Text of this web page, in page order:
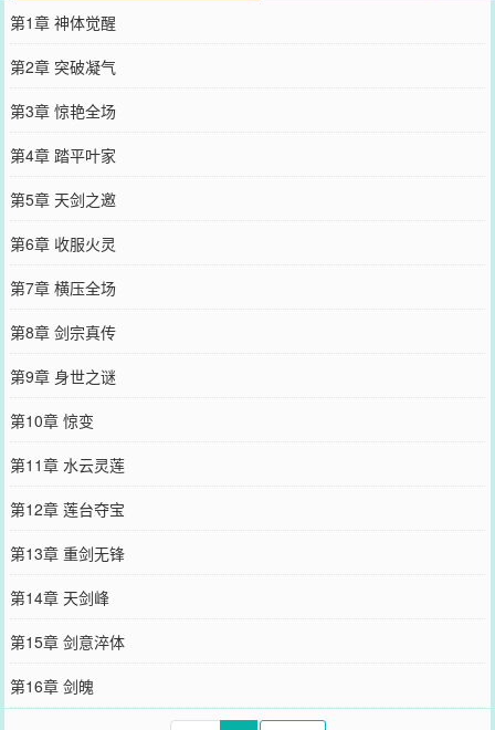
第1章 神体觉醒
第2章 突破凝气
第3章 惊艳全场
第4章 踏平叶家
第5章 天剑之邀
第6章 收服火灵
第7章 横压全场
第8章 剑宗真传
第9章 身世之谜
第10章 惊变
第11章 水云灵莲
第12章 莲台夺宝
第13章 重剑无锋
第14章 天剑峰
第15章 剑意淬体
第16章 剑魄